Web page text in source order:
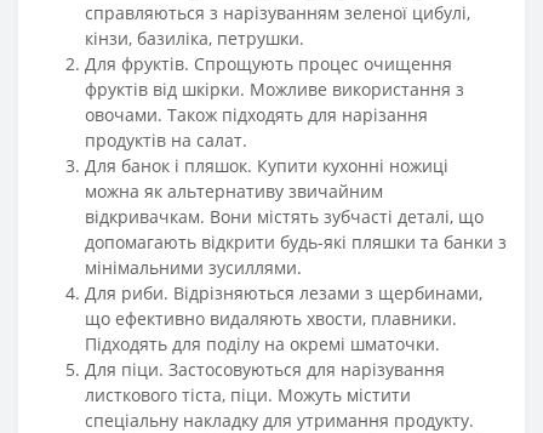
справляються з нарізуванням зеленої цибулі,
кінзи, базиліка, петрушки.
Для фруктів. Спрощують процес очищення
фруктів від шкірки. Можливе використання з
овочами. Також підходять для нарізання
продуктів на салат.
Для банок і пляшок. Купити кухонні ножиці
можна як альтернативу звичайним
відкривачкам. Вони містять зубчасті деталі, що
допомагають відкрити будь-які пляшки та банки з
мінімальними зусиллями.
Для риби. Відрізняються лезами з щербинами,
що ефективно видаляють хвости, плавники.
Підходять для поділу на окремі шматочки.
Для піци. Застосовуються для нарізування
листкового тіста, піци. Можуть містити
спеціальну накладку для утримання продукту.